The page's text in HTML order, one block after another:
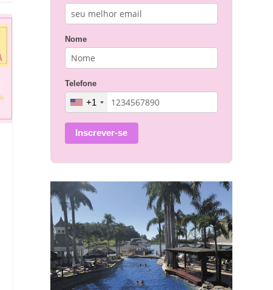
Nome
Telefone
+1
Inscrever-se